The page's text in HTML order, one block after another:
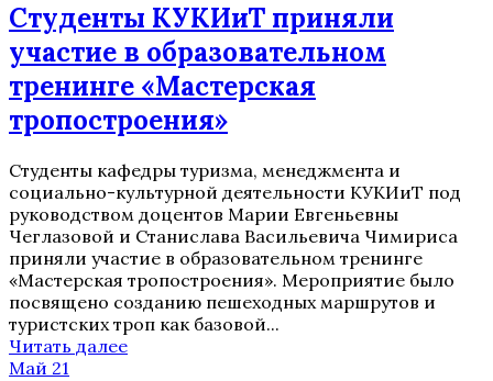
Студенты КУКИиТ приняли
участие в образовательном
тренинге «Мастерская
тропостроения»
Студенты кафедры туризма, менеджмента и
социально-культурной деятельности КУКИиТ под
руководством доцентов Марии Евгеньевны
Чеглазовой и Станислава Васильевича Чимириса
приняли участие в образовательном тренинге
«Мастерская тропостроения». Мероприятие было
посвящено созданию пешеходных маршрутов и
туристских троп как базовой...
Читать далее
Май 21